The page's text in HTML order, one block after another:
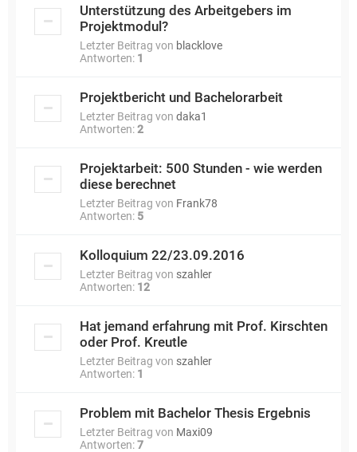
Unterstützung des Arbeitgebers im
Projektmodul?
Letzter Beitrag von blacklove
Antworten: 1
Projektbericht und Bachelorarbeit
Letzter Beitrag von daka1
Antworten:2
Projektarbeit: 500 Stunden - wie werden
diese berechnet
Letzter Beitrag von Frank78
Antworten: 5
Kolloquium 22/23.09.2016
Letzter Beitrag von szahler
Antworten: 12
Hat jemand erfahrung mit Prof. Kirschten
oder Prof. Kreutle
Letzter Beitrag von szahler
Antworten: 1
Problem mit Bachelor Thesis Ergebnis
Letzter Beitrag von Maxi09
Antworten:7